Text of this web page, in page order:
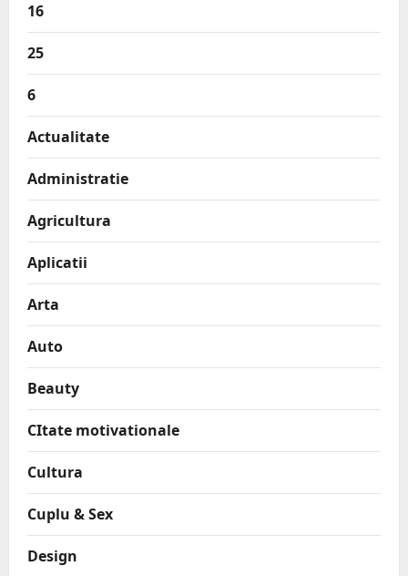
16
25
6
Actualitate
Administratie
Agricultura
Aplicatii
Arta
Auto
Beauty
CItate motivationale
Cultura
Cuplu & Sex
Design